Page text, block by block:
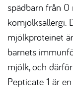
spädbarn från 0
komjölksallergi.
mjölkproteinet
barnets
mjölk, och
Pepticate 1 är